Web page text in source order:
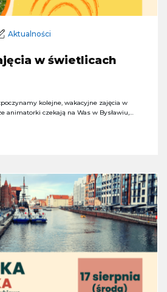
Aktualności
w świetlicach
kolejne, wakacyjne zajęcia w
animatorki czekają na Was w Bysławiu,…